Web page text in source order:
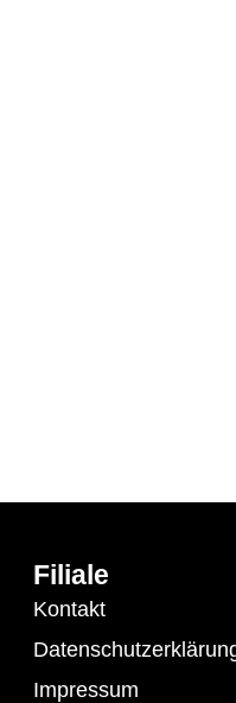
Filiale
Kontakt
Impressum